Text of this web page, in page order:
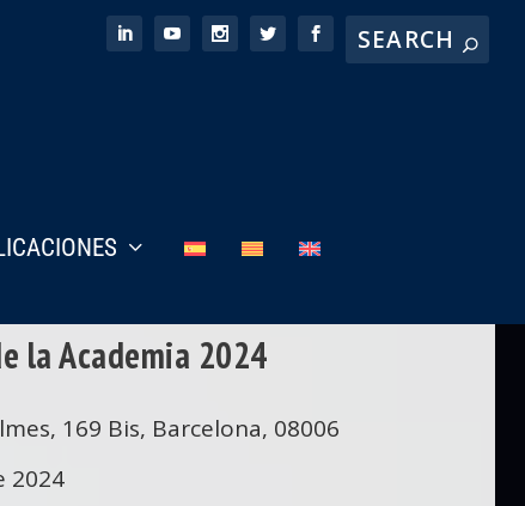
la Academia 2024
169 Bis, Barcelona, 08006
2024